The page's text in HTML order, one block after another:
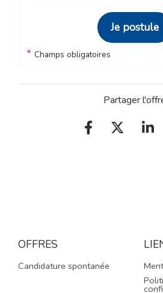
Je postule
* Champs obligatoires
Partager
OFFRES
Candidature spontanée